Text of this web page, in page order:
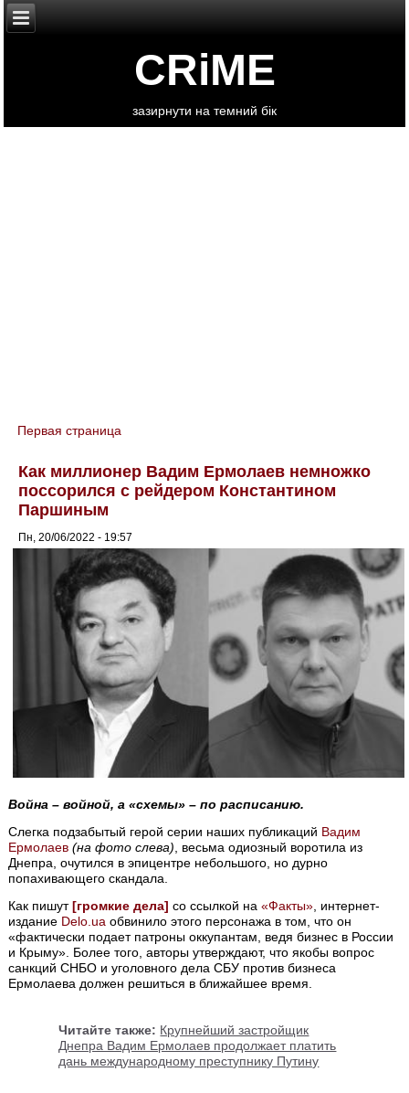
CRiME
зазирнути на темний бік
You are here
Первая страница
Как миллионер Вадим Ермолаев немножко
поссорился с рейдером Константином
Паршиным
Пн, 20/06/2022 - 19:57
Война – войной, а «схемы» – по расписанию.
Слегка подзабытый герой серии наших публикаций Вадим
Ермолаев (на фото слева) , весьма одиозный воротила из
Днепра, очутился в эпицентре небольшого, но дурно
попахивающего скандала.
Как пишут[громкие дела] со ссылкой на«Факты» , интернет-
издание Delo.ua обвинило этого персонажа в том, что он
«фактически подает патроны оккупантам, ведя бизнес в России
и Крыму». Более того, авторы утверждают, что якобы вопрос
санкций СНБО и уголовного дела СБУ против бизнеса
Ермолаева должен решиться в ближайшее время.
Читайте также: Крупнейший застройщик
Днепра Вадим Ермолаев продолжает платить
дань международному преступнику Путину